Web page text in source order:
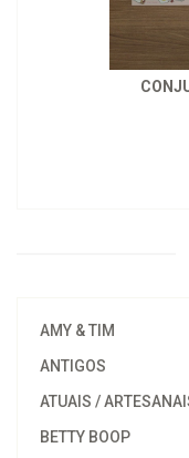
AMY & TIM
ANTIGOS
ATUAIS /
BETTY BOOP